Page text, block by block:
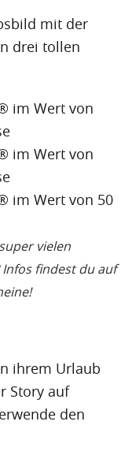
mit der
drei tollen
im Wert von
im Wert von
im Wert von 50
vielen
findest du auf
ihrem Urlaub
Story auf
den